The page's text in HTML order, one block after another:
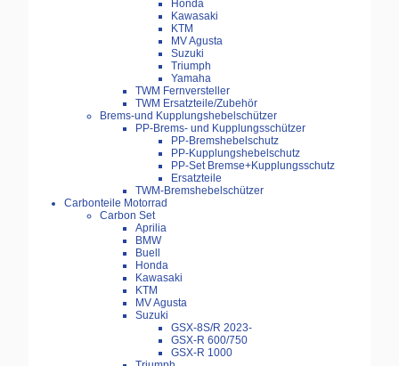
Honda
Kawasaki
KTM
MV Agusta
Suzuki
Triumph
Yamaha
TWM Fernversteller
TWM Ersatzteile/Zubehör
Brems-und Kupplungshebelschützer
PP-Brems- und Kupplungsschützer
PP-Bremshebelschutz
PP-Kupplungshebelschutz
PP-Set Bremse+Kupplungsschutz
Ersatzteile
TWM-Bremshebelschützer
Carbonteile Motorrad
Carbon Set
Aprilia
BMW
Buell
Honda
Kawasaki
KTM
MV Agusta
Suzuki
GSX-8S/R 2023-
GSX-R 600/750
GSX-R 1000